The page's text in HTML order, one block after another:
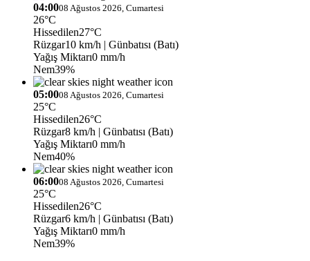
04:0008 Ağustos 2026, Cumartesi
26°C
Hissedilen27°C
Rüzgar10 km/h | Günbatısı (Batı)
Yağış Miktarı0 mm/h
Nem39%
05:0008 Ağustos 2026, Cumartesi
25°C
Hissedilen26°C
Rüzgar8 km/h | Günbatısı (Batı)
Yağış Miktarı0 mm/h
Nem40%
06:0008 Ağustos 2026, Cumartesi
25°C
Hissedilen26°C
Rüzgar6 km/h | Günbatısı (Batı)
Yağış Miktarı0 mm/h
Nem39%